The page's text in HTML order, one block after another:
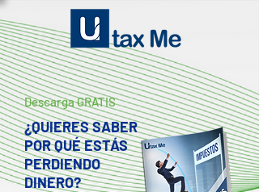
Descarga GRATIS
¿QUIERES SABER
POR QUÉ ESTÁS
PERDIENDO
DINERO?